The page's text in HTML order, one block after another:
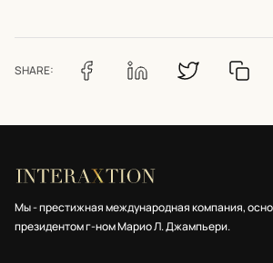
SHARE:
Мы - престижная международная компания,
президентом г-ном Марио Л. Джампьери.